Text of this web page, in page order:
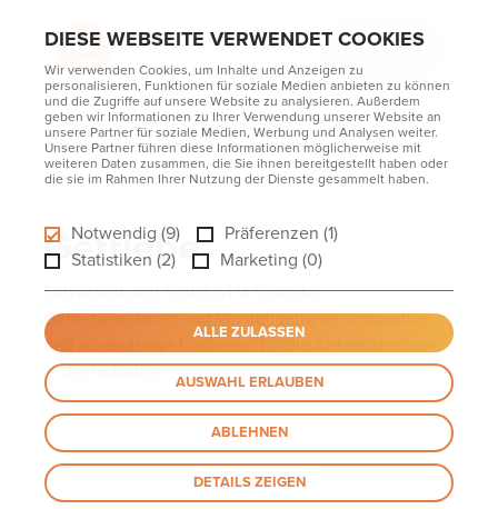
DIESE WEBSEITE VERWENDET COOKIES
Wir verwenden Cookies, um Inhalte und Anzeigen zu
personalisieren, Funktionen für soziale Medien anbieten zu können
und die Zugriffe auf unsere Website zu analysieren. Außerdem
geben wir Informationen zu Ihrer Verwendung unserer Website an
unsere Partner für soziale Medien, Werbung und Analysen weiter.
Unsere Partner führen diese Informationen möglicherweise mit
weiteren Daten zusammen, die Sie ihnen bereitgestellt haben oder
die sie im Rahmen Ihrer Nutzung der Dienste gesammelt haben.
Notwendig (9)
Präferenzen (1)
Statistiken (2)
Marketing (0)
ALLE ZULASSEN
AUSWAHL ERLAUBEN
ABLEHNEN
DETAILS ZEIGEN
MENU
Home Getriebe
Getriebe
Entwickelt und fertigt STM Getriebe,
Getriebemotoren und Verstellgetriebe: innovative
und zuverlässige Lösungen für die Antriebstechnik
in der Industrie.